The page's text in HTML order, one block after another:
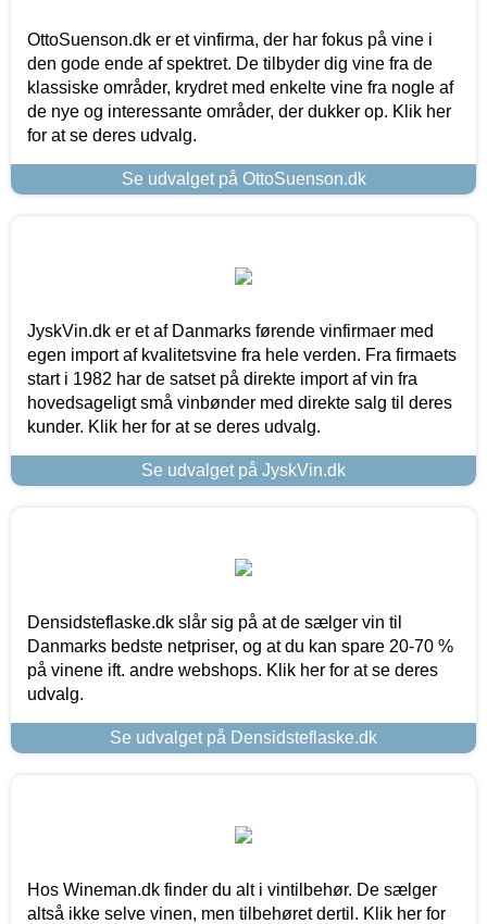
OttoSuenson.dk er et vinfirma, der har fokus på vine i
den gode ende af spektret. De tilbyder dig vine fra de
klassiske områder, krydret med enkelte vine fra nogle af
de nye og interessante områder, der dukker op. Klik her
for at se deres udvalg.
Se udvalget på OttoSuenson.dk
JyskVin.dk er et af Danmarks førende vinfirmaer med
egen import af kvalitetsvine fra hele verden. Fra firmaets
start i 1982 har de satset på direkte import af vin fra
hovedsageligt små vinbønder med direkte salg til deres
kunder. Klik her for at se deres udvalg.
Se udvalget på JyskVin.dk
Densidsteflaske.dk slår sig på at de sælger vin til
Danmarks bedste netpriser, og at du kan spare 20-70 %
på vinene ift. andre webshops. Klik her for at se deres
udvalg.
Se udvalget på Densidsteflaske.dk
Hos Wineman.dk finder du alt i vintilbehør. De sælger
altså ikke selve vinen, men tilbehøret dertil. Klik her for